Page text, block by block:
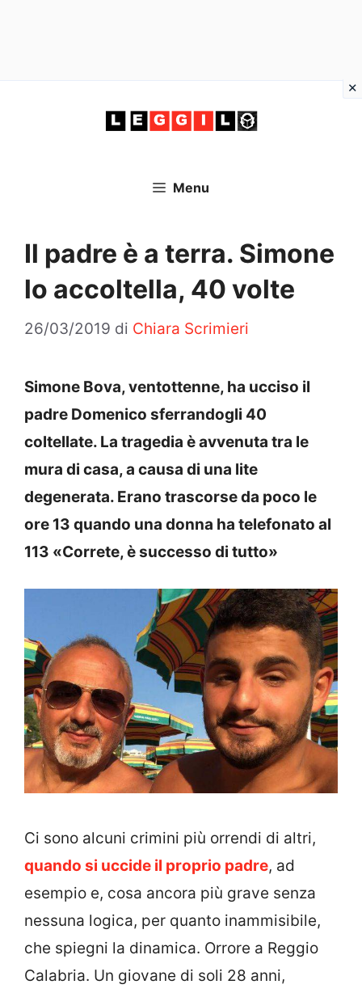
Menu
Il padre è a terra. Simone
lo accoltella, 40 volte
26/03/2019 di Chiara Scrimieri
Simone Bova, ventottenne, ha ucciso il
padre Domenico sferrandogli 40
coltellate. La tragedia è avvenuta tra le
mura di casa, a causa di una lite
degenerata. Erano trascorse da poco le
ore 13 quando una donna ha telefonato al
113 «Correte, è successo di tutto»
Ci sono alcuni crimini più orrendi di altri,
quando si uccide il proprio padre, ad
esempio e, cosa ancora più grave senza
nessuna logica, per quanto inammisibile,
che spiegni la dinamica. Orrore a Reggio
Calabria. Un giovane di soli 28 anni,